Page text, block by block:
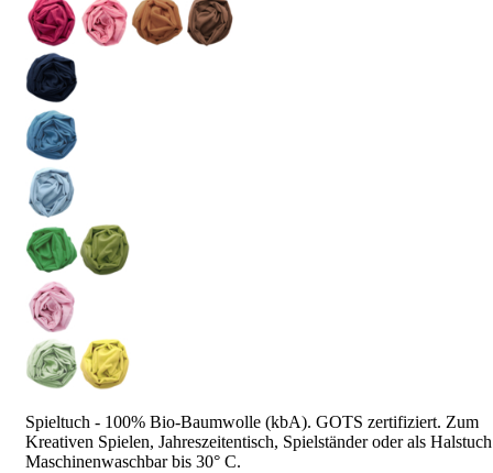
Spieltuch - 100% Bio-Baumwolle (kbA). GOTS zertifiziert. Zum
Kreativen Spielen, Jahreszeitentisch, Spielständer oder als
Maschinenwaschbar bis 30° C.